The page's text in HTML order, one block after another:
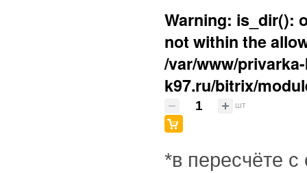
Warning: is_dir():
not within the
/var/www/
k97.ru/bitrix/
шт
*в пересчёте с